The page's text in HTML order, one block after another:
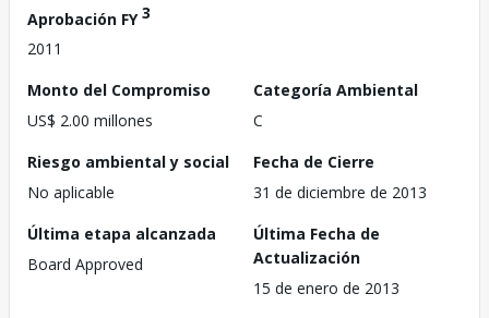
Aprobación FY3
2011
Monto del Compromiso
US$ 2.00 millones
Categoría Ambiental
C
Riesgo ambiental y social
No aplicable
Fecha de Cierre
31 de diciembre de 2013
Última etapa alcanzada
Board Approved
Última Fecha de
Actualización
15 de enero de 2013